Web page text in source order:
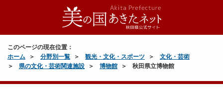
このページの現在位置：
ホーム
分野別一覧 観光・文化・スポーツ
文化・芸術
県の文化・芸術関連施設
博物館 秋田県立博物館